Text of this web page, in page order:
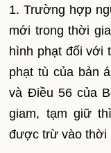
1. Trường hợp
mới trong thời
hình phạt đối với
phạt tù của bản
và Điều 56 của
giam, tạm giữ
được trừ vào thời